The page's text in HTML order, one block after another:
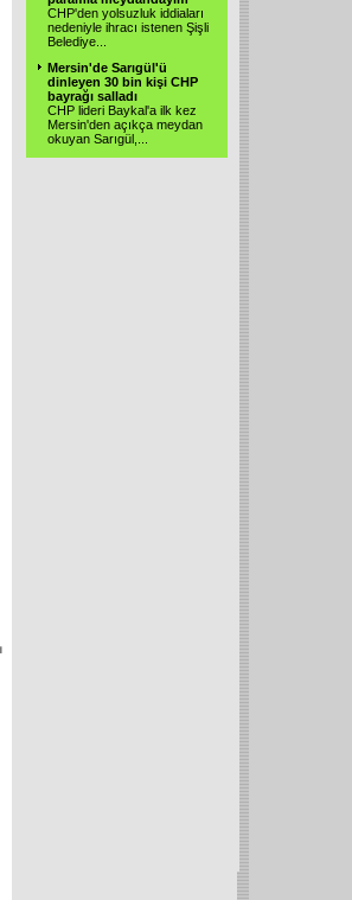
CHP'den yolsuzluk iddiaları
nedeniyle ihracı istenen Şişli
Belediye
Mersin'de Sarıgül'ü
dinleyen 30 bin kişi CHP
bayrağı salladı
CHP lideri Baykal'a ilk kez
Mersin'den açıkça meydan
okuyan Sarıgül,